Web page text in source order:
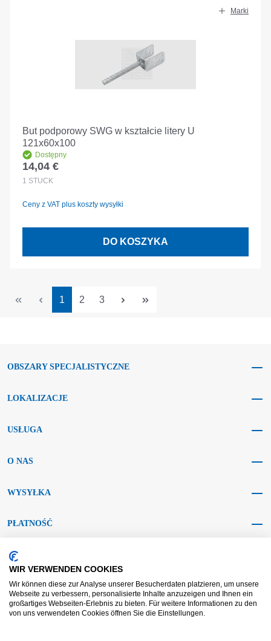
Marki
But podporowy SWG w kształcie litery U
121x60x100
Dostępny
Cena regularna:
14,04 €
1 STÜCK
Ceny z VAT plus koszty wysyłki
DO KOSZYKA
Strona
1 Strona
2 Strona
3
OBSZARY SPECJALISTYCZNE
LOKALIZACJE
USŁUGA
O NAS
WYSYŁKA
PŁATNOŚĆ
MEDIA SPOŁECZNOŚCIOWE
WIR VERWENDEN COOKIES
Wir können diese zur Analyse unserer Besucherdaten platzieren, um unsere
Webseite zu verbessern, personalisierte Inhalte anzuzeigen und Ihnen ein
großartiges Webseiten-Erlebnis zu bieten. Für weitere Informationen zu den
von uns verwendeten Cookies öffnen Sie die Einstellungen.